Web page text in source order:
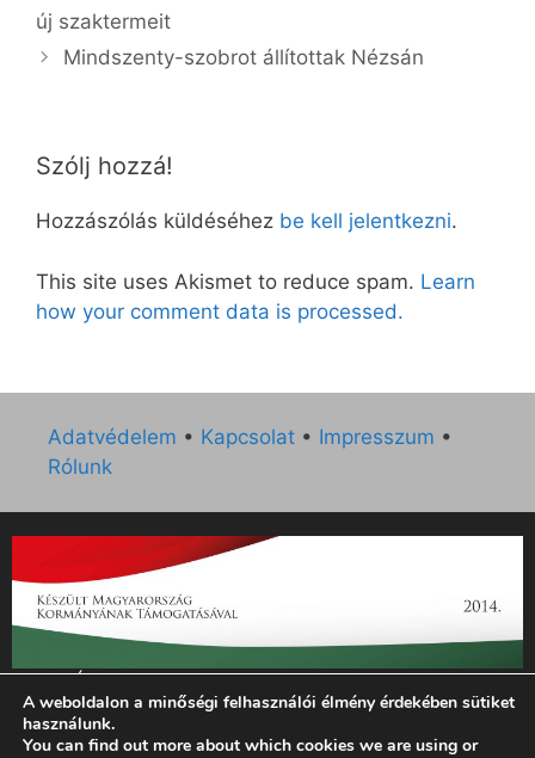
új szaktermeit
Mindszenty-szobrot állítottak Nézsán
Szólj hozzá!
Hozzászólás küldéséhez be kell jelentkezni.
This site uses Akismet to reduce spam. Learn
how your comment data is processed.
Adatvédelem • Kapcsolat • Impresszum •
Rólunk
„Az Új Ember katolikus hetilap 2014. évi működésének
támogatását az EGYH-KCP-14-P-0121 sz. támogatási
szerződés keretében 3 000 000 Ft összegben támogatta az
A weboldalon a minőségi felhasználói élmény érdekében sütiket
használunk.
You can find out more about which cookies we are using or